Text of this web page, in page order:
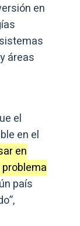
en
áreas
el
en el
en
país